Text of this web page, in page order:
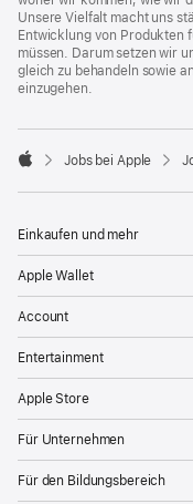
Unsere Vielfalt macht uns
Entwicklung von Produkten
müssen. Darum setzen wir
gleich zu behandeln sowie
einzugehen.

Jobs bei Apple
Einkaufen und mehr
Apple Wallet
Account
Entertainment
Apple Store
Für Unternehmen
Für den Bildungsbereich